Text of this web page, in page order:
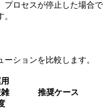
プロセスが停止した場合で
ションを比較します。
推奨ケース